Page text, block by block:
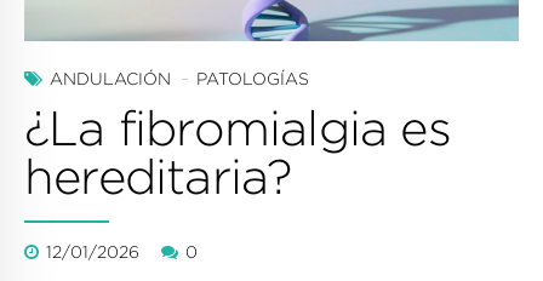
ANDULACIÓN PATOLOGÍAS
¿La fibromialgia es
hereditaria?
12/01/2026 0